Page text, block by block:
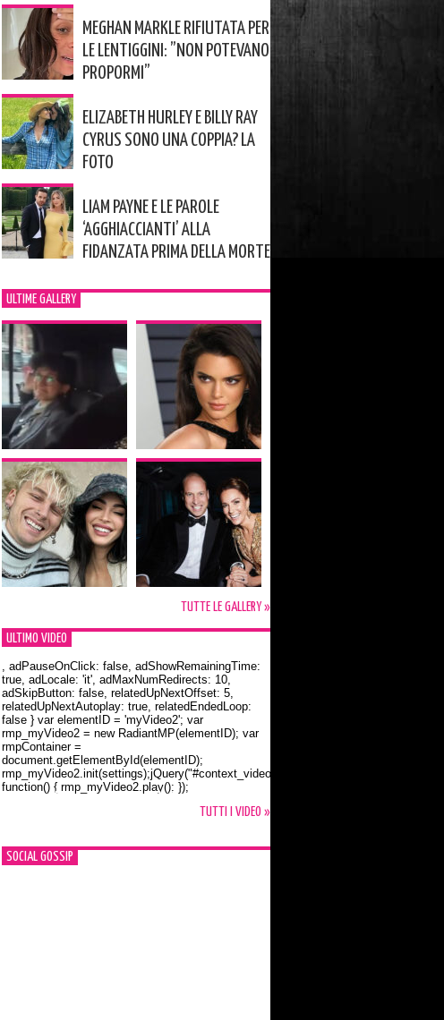
MEGHAN MARKLE RIFIUTATA PER
LE LENTIGGINI: ”NON POTEVANO
PROPORMI”
ELIZABETH HURLEY E BILLY RAY
CYRUS SONO UNA COPPIA? LA
FOTO
LIAM PAYNE E LE PAROLE
‘AGGHIACCIANTI’ ALLA
FIDANZATA PRIMA DELLA MORTE
ULTIME GALLERY
TUTTE LE GALLERY »
ULTIMO VIDEO
Orlando Bloom e la t-shirt dedicata a Flynn
, adPauseOnClick: false, adShowRemainingTime:
true, adLocale: 'it', adMaxNumRedirects: 10,
adSkipButton: false, relatedUpNextOffset: 5,
relatedUpNextAutoplay: true, relatedEndedLoop:
false } var elementID = 'myVideo2'; var
rmp_myVideo2 = new RadiantMP(elementID); var
rmpContainer =
document.getElementById(elementID);
rmp_myVideo2.init(settings);jQuery("#context_video2").one("mouseover",
function() { rmp_myVideo2.play(); });
TUTTI I VIDEO »
SOCIAL GOSSIP